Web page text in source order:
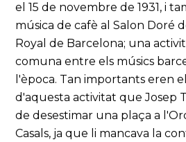
el 15 de novembre de 1931, i
música de cafè al Salon Doré
Royal de Barcelona; una
comuna entre els músics
l'època. Tan importants eren
d'aquesta activitat que Josep
de desestimar una plaça a
Casals, ja que li mancava la